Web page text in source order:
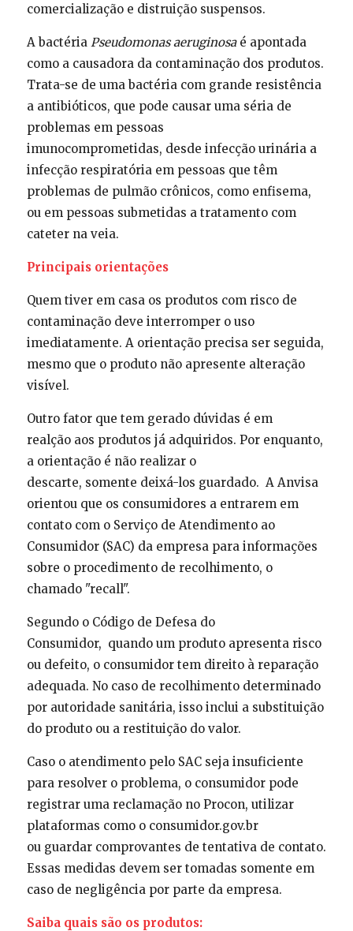
comercialização e distruição suspensos.
A bactéria Pseudomonas aeruginosa é apontada
como a causadora da contaminação dos produtos.
Trata-se de uma bactéria com grande resistência
a antibióticos, que pode causar uma séria de
problemas em pessoas
imunocomprometidas, desde infecção urinária a
infecção respiratória em pessoas que têm
problemas de pulmão crônicos, como enfisema,
ou em pessoas submetidas a tratamento com
cateter na veia.
Principais orientações
Quem tiver em casa os produtos com risco de
contaminação deve interromper o uso
imediatamente. A orientação precisa ser seguida,
mesmo que o produto não apresente alteração
visível.
Outro fator que tem gerado dúvidas é em
realção aos produtos já adquiridos. Por enquanto,
a orientação é não realizar o
descarte, somente deixá-los guardado. A Anvisa
orientou que os consumidores a entrarem em
contato com o Serviço de Atendimento ao
Consumidor (SAC) da empresa para informações
sobre o procedimento de recolhimento, o
chamado "recall".
Segundo o Código de Defesa do
Consumidor, quando um produto apresenta risco
ou defeito, o consumidor tem direito à reparação
adequada. No caso de recolhimento determinado
por autoridade sanitária, isso inclui a substituição
do produto ou a restituição do valor.
Caso o atendimento pelo SAC seja insuficiente
para resolver o problema, o consumidor pode
registrar uma reclamação no Procon, utilizar
plataformas como o consumidor.gov.br
ou guardar comprovantes de tentativa de contato.
Essas medidas devem ser tomadas somente em
caso de negligência por parte da empresa.
Saiba quais são os produtos: